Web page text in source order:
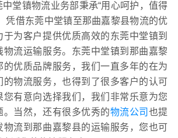
堂镇物流业务部秉承“用心呵护，值得
凭借东莞中堂镇至那曲嘉黎县物流的优
于为客户提供优质高效的东莞中堂镇到
物流运输服务。东莞中堂镇到那曲嘉黎
的优质品牌服务，我们一直多年的在为
物流服务，也得到了很多客户的认可
您有意向选择我们，我们非常乐意为您
。当然，还有很多优秀的物流公司 也提
流到那曲嘉黎县的运输服务，您也可